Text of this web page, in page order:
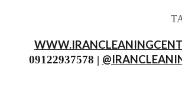
09122937578 |